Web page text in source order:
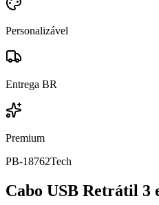
Personalizável
Entrega BR
Premium
PB-18762Tech
Cabo USB Retrátil 3